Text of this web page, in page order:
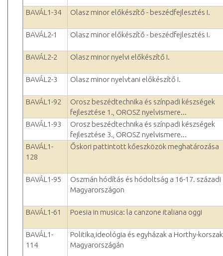
BAVÁL1-34 Olasz minor előkészítő - beszédfejlesztés I.
BAVÁL2-1 Olasz minor előkészítő - beszédfejlesztés I.
BAVÁL2-2 Olasz minor nyelvi előkészítő I.
BAVÁL2-3 Olasz minor nyelvtani előkészítő I.
BAVÁL1-92
Orosz beszédtechnika és színpadi készségek
fejlesztése 1., OROSZ nyelvismere...
BAVÁL1-93
Orosz beszédtechnika és színpadi készségek
fejlesztése 3., OROSZ nyelvismere...
BAVÁL1-
128
Őskori pattintott kőeszközök meghatározása
BAVÁL1-95
Oszmán hódítás és hódoltság a 16-17. századi
Magyarországon
BAVÁL1-61 Poesia in musica: la canzone italiana oggi
BAVÁL1-
114
Politika,ideológia és egyházak a Horthy-korszak
Magyarországán